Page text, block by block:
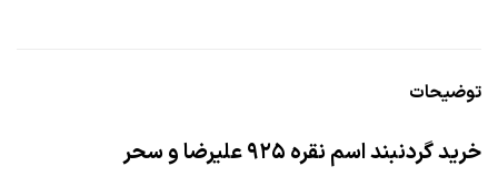
توضیحات
خرید گردنبند اسم نقره ۹۲۵ علیرضا و سحر